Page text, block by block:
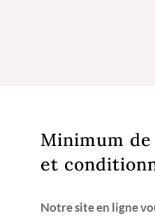
Minimum
et
Notre site en ligne